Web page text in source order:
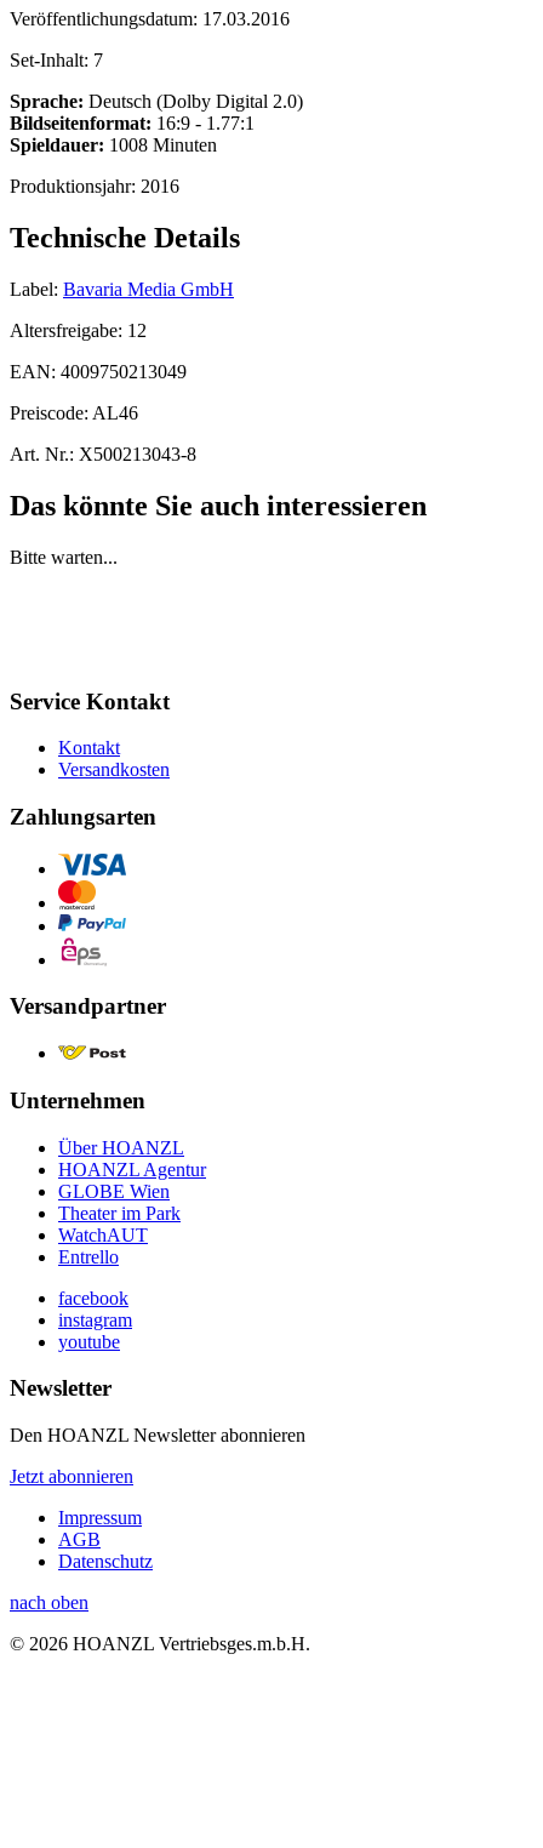
Veröffentlichungsdatum: 17.03.2016
Set-Inhalt: 7
Sprache: Deutsch (Dolby Digital 2.0)
Bildseitenformat: 16:9 - 1.77:1
Spieldauer: 1008 Minuten
Produktionsjahr: 2016
Technische Details
Label: Bavaria Media GmbH
Altersfreigabe: 12
EAN: 4009750213049
Preiscode: AL46
Art. Nr.: X500213043-8
Das könnte Sie auch interessieren
Bitte warten...
Service Kontakt
Kontakt
Versandkosten
Zahlungsarten
Versandpartner
Unternehmen
Über HOANZL
HOANZL Agentur
GLOBE Wien
Theater im Park
WatchAUT
Entrello
facebook
instagram
youtube
Newsletter
Den HOANZL Newsletter abonnieren
Jetzt abonnieren
Impressum
AGB
Datenschutz
nach oben
© 2026 HOANZL Vertriebsges.m.b.H.